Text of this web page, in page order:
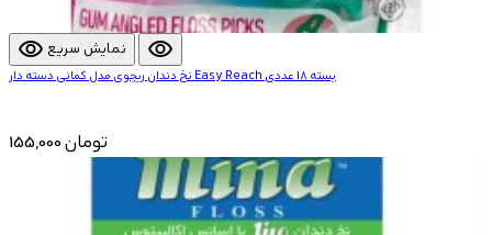
visibility نمایش سریع visibility
نخ دندان ریجوی مدل کمانی دسته دار Easy Reach بسته 18 عددی
155,000 تومان